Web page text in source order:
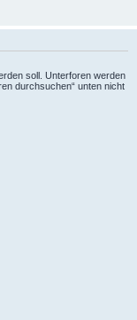
soll. Unterforen werden
durchsuchen“ unten nicht